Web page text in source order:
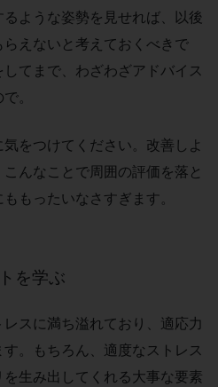
ような姿勢を見せれば、以後
えないと考えておくべきで
てまで、わざわざアドバイス
。
をつけてください。改善しよ
んなことで周囲の評価を落と
もったいなさすぎます。
を学ぶ
スに満ち溢れており、適応力
。もちろん、適度なストレス
生み出してくれる大事な要素